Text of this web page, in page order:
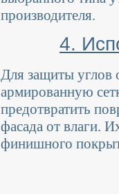
производителя.
4.
Для защиты углов
армированную
предотвратить
фасада от влаги.
финишного